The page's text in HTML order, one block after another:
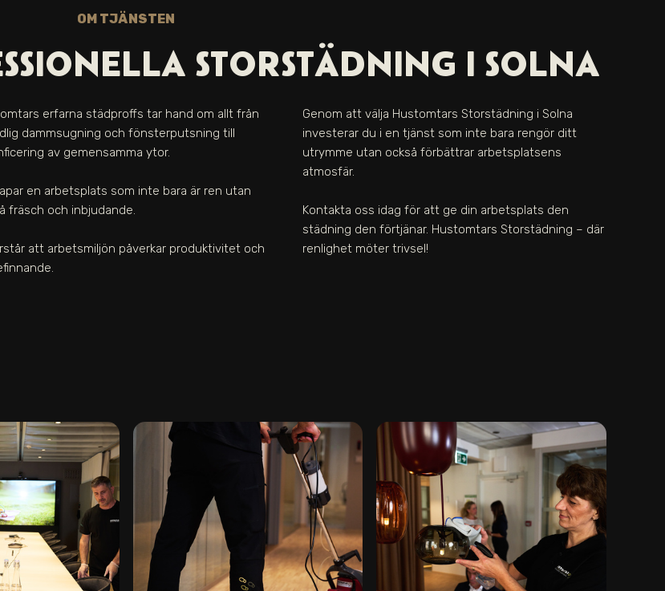
OM TJÄNSTEN
STORSTÄDNING I SOLNA
erfarna städproffs tar hand om allt från
dammsugning och fönsterputsning till
av gemensamma ytor.
en arbetsplats som inte bara är ren utan
fräsch och inbjudande.
att arbetsmiljön påverkar produktivitet och
Genom att välja Hustomtars Storstädning i Solna
investerar du i en tjänst som inte bara rengör ditt
utrymme utan också förbättrar arbetsplatsens
atmosfär.
Kontakta oss idag för att ge din arbetsplats den
städning den förtjänar. Hustomtars Storstädning – där
renlighet möter trivsel!